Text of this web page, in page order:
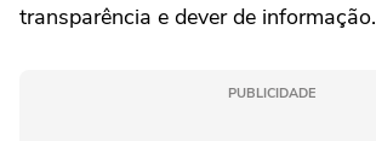
transparência e dever de informação.
PUBLICIDADE